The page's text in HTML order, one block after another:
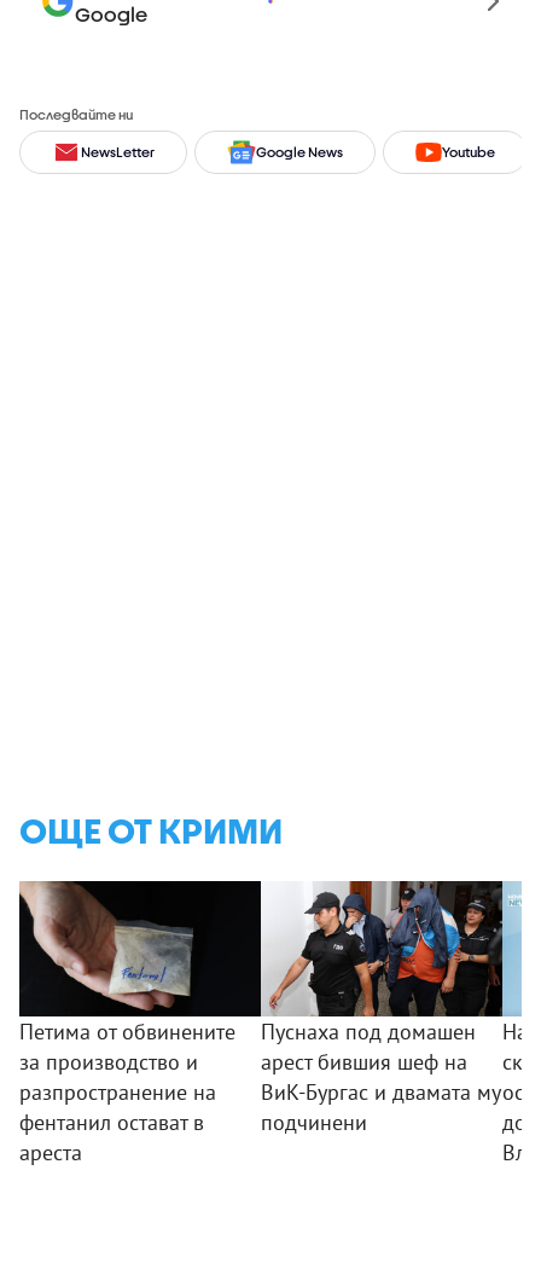
Google
Последвайте ни
NewsLetter Google News Youtube
ОЩЕ ОТ КРИМИ
Петима от обвинените
за производство и
разпространение на
фентанил остават в
ареста
Пуснаха под домашен
арест бившия шеф на
ВиК-Бургас и двамата му
подчинени